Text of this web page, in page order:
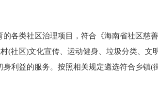
各类社区治理项目，符合《海南省社区慈
(社区)文化宣传、运动健身、垃圾分类、文
利益的服务。按照相关规定遴选符合乡镇(